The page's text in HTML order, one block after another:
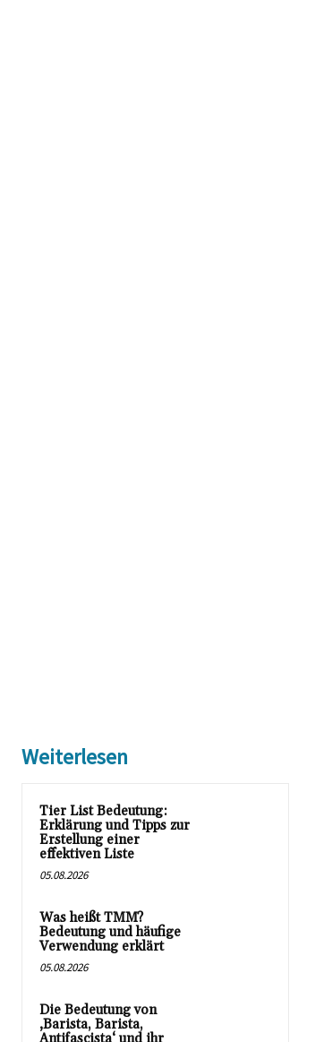
Weiterlesen
Tier List Bedeutung:
Erklärung und Tipps zur
Erstellung einer
effektiven Liste
05.08.2026
Was heißt TMM?
Bedeutung und häufige
Verwendung erklärt
05.08.2026
Die Bedeutung von
‚Barista, Barista,